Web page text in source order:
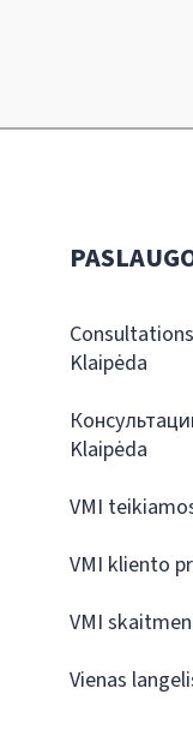
Klaipėda
Klaipėda
VMI
VMI kliento
VMI
Vienas